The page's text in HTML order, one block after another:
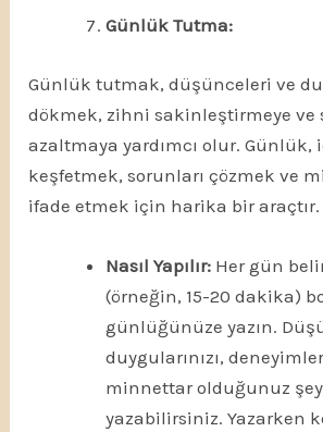
Günlük Tutma:
Günlük tutmak, düşünceleri ve
dökmek, zihni sakinleştirmeye ve
azaltmaya yardımcı olur. Günlük,
keşfetmek, sorunları çözmek ve
ifade etmek için harika bir araçtır.
Nasıl Yapılır: Her gün
(örneğin, 15-20 dakika)
günlüğünüze yazın.
duygularınızı,
minnettar olduğunuz
yazabilirsiniz. Yazarken